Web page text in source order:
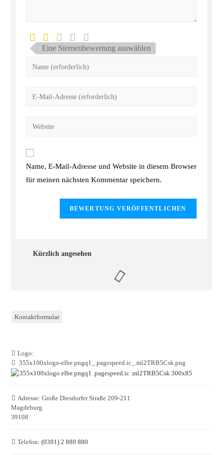
Eine Sternenbewertung auswählen
Name, E-Mail-Adresse und Website in diesem Browser
für meinen nächsten Kommentar speichern.
Kürzlich angesehen
Kontaktformular
Logo:
355x100xlogo-elbe.pngq1_.pagespeed.ic_.ml2TRB5Csk.png
Adresse: Große Diesdorfer Straße 209-211
Magdeburg
39108
Telefon: (0391) 2 880 880